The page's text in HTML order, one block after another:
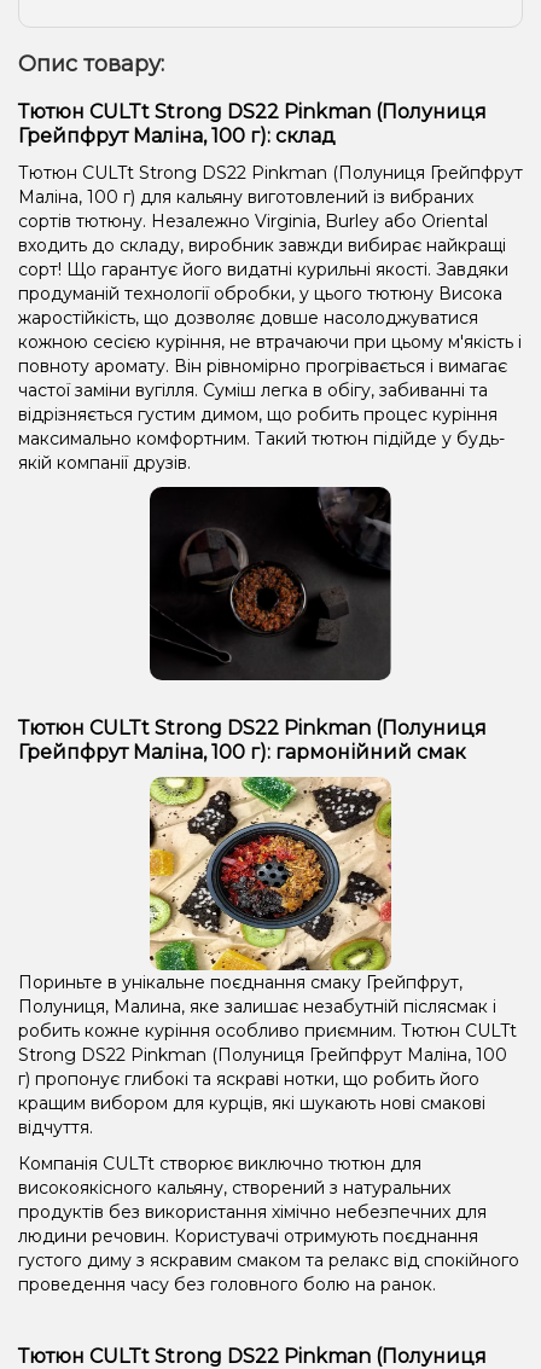
Опис товару:
Тютюн CULTt Strong DS22 Pinkman (Полуниця
Грейпфрут Маліна, 100 г): склад
Тютюн CULTt Strong DS22 Pinkman (Полуниця Грейпфрут
Маліна, 100 г) для кальяну виготовлений із вибраних
сортів тютюну. Незалежно Virginia, Burley або Oriental
входить до складу, виробник завжди вибирає найкращі
сорт! Що гарантує його видатні курильні якості. Завдяки
продуманій технології обробки, у цього тютюну Висока
жаростійкість, що дозволяє довше насолоджуватися
кожною сесією куріння, не втрачаючи при цьому м'якість і
повноту аромату. Він рівномірно прогрівається і вимагає
частої заміни вугілля. Суміш легка в обігу, забиванні та
відрізняється густим димом, що робить процес куріння
максимально комфортним. Такий тютюн підійде у будь-
якій компанії друзів.
Тютюн CULTt Strong DS22 Pinkman (Полуниця
Грейпфрут Маліна, 100 г): гармонійний смак
Пориньте в унікальне поєднання смаку Грейпфрут,
Полуниця, Малина, яке залишає незабутній післясмак і
робить кожне куріння особливо приємним. Тютюн CULTt
Strong DS22 Pinkman (Полуниця Грейпфрут Маліна, 100
г) пропонує глибокі та яскраві нотки, що робить його
кращим вибором для курців, які шукають нові смакові
відчуття.
Компанія CULTt створює виключно тютюн для
високоякісного кальяну, створений з натуральних
продуктів без використання хімічно небезпечних для
людини речовин. Користувачі отримують поєднання
густого диму з яскравим смаком та релакс від спокійного
проведення часу без головного болю на ранок.
Тютюн CULTt Strong DS22 Pinkman (Полуниця